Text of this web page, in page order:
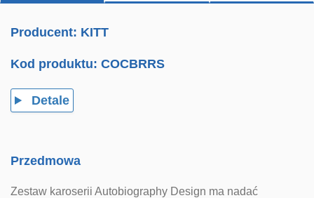
Producent: KITT
Kod produktu:COCBRRS
Detale
Przedmowa
Zestaw karoserii Autobiography Design ma nadać